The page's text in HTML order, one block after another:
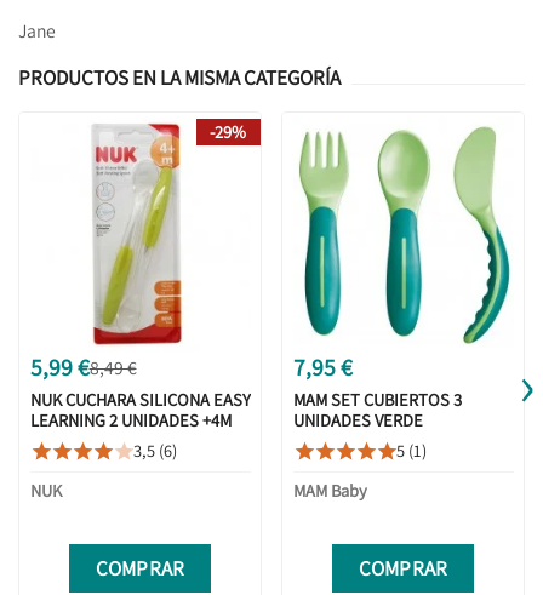
Jane
PRODUCTOS EN LA MISMA CATEGORÍA
5,99 €8,49 €
NUK CUCHARA SILICONA EASY
LEARNING 2 UNIDADES +4M
3,5 (6)
NUK
COMPRAR
-29%
7,95 €
MAM SET CUBIERTOS 3
UNIDADES VERDE
5 (1)
MAM Baby
COMPRAR
›